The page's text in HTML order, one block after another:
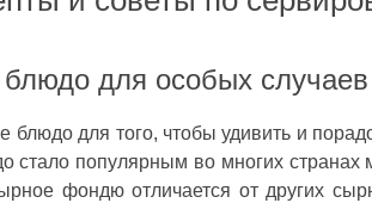
для особых случаев
блюдо для того, чтобы удивить и
стало популярным во многих странах
фондю отличается от других